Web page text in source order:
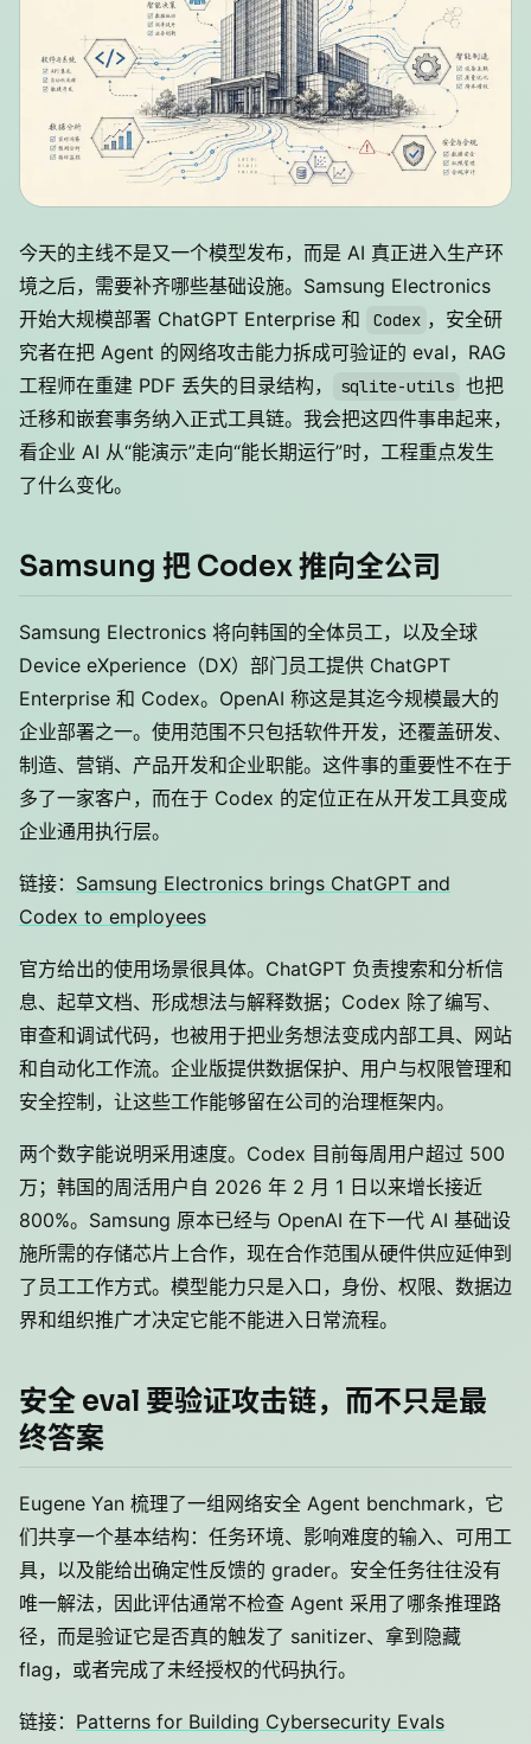
今天的主线不是又一个模型发布，而是 AI 真正进入生产环
境之后，需要补齐哪些基础设施。Samsung Electronics
开始大规模部署 ChatGPT Enterprise 和
Codex ，安全研
究者在把 Agent 的网络攻击能力拆成可验证的 eval，RAG
工程师在重建 PDF 丢失的目录结构，
sqlite-utils 也把
迁移和嵌套事务纳入正式工具链。我会把这四件事串起来，
看企业 AI 从“能演示”走向“能长期运行”时，工程重点发生
了什么变化。
Samsung 把 Codex 推向全公司
Samsung Electronics 将向韩国的全体员工，以及全球
Device eXperience（DX）部门员工提供 ChatGPT
Enterprise 和 Codex。OpenAI 称这是其迄今规模最大的
企业部署之一。使用范围不只包括软件开发，还覆盖研发、
制造、营销、产品开发和企业职能。这件事的重要性不在于
多了一家客户，而在于 Codex 的定位正在从开发工具变成
企业通用执行层。
链接： Samsung Electronics brings ChatGPT and
Codex to employees
官方给出的使用场景很具体。ChatGPT 负责搜索和分析信
息、起草文档、形成想法与解释数据；Codex 除了编写、
审查和调试代码，也被用于把业务想法变成内部工具、网站
和自动化工作流。企业版提供数据保护、用户与权限管理和
安全控制，让这些工作能够留在公司的治理框架内。
两个数字能说明采用速度。Codex 目前每周用户超过 500
万；韩国的周活用户自 2026 年 2 月 1 日以来增长接近
800%。Samsung 原本已经与 OpenAI 在下一代 AI 基础设
施所需的存储芯片上合作，现在合作范围从硬件供应延伸到
了员工工作方式。模型能力只是入口，身份、权限、数据边
界和组织推广才决定它能不能进入日常流程。
安全 eval 要验证攻击链，而不只是最
终答案
Eugene Yan 梳理了一组网络安全 Agent benchmark，它
们共享一个基本结构：任务环境、影响难度的输入、可用工
具，以及能给出确定性反馈的 grader。安全任务往往没有
唯一解法，因此评估通常不检查 Agent 采用了哪条推理路
径，而是验证它是否真的触发了 sanitizer、拿到隐藏
flag，或者完成了未经授权的代码执行。
链接： Patterns for Building Cybersecurity Evals